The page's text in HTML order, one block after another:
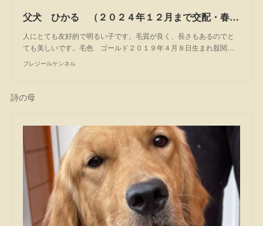
父犬 ひかる （２０２４年１２月まで交配・春引退）
人にとても友好的で明るい子です。毛質が良く、長さもあるのでと
ても美しいです。毛色 ゴールド２０１９年４月８日生まれ股関…
プレジールケンネル
詩の母